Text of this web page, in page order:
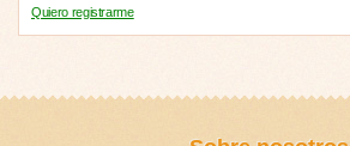
Quiero registrarme